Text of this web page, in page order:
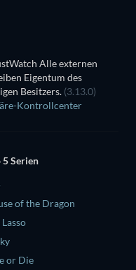
Alle externen
Eigentum des
Besitzers. (3.13.0)
Kontrollcenter
5 Serien
of the Dragon
Lasso
or Die